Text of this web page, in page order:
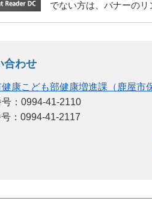
でない方は、バナーのリ
合わせ
健康こども部健康増進課（鹿屋市
号：0994-41-2110
：0994-41-2117